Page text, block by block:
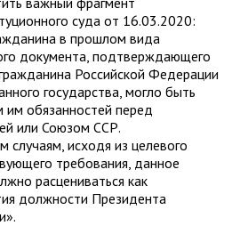
суда от 16.03.2020:
в прошлом вида
документа, подтверждающего
Российской Федерации
государства, могло быть
им обязанностей перед
или Союзом ССР.
случаям, исходя из целевого
требования, данное
расцениваться как
должности Президента